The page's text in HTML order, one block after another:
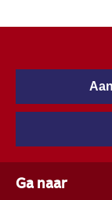
Ga naar